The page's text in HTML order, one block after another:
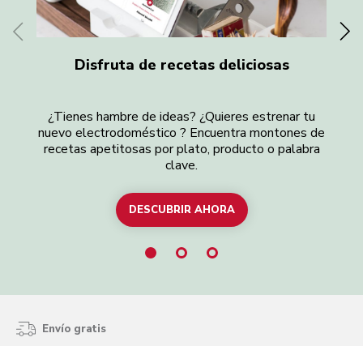
Disfruta de recetas deliciosas
¿Tienes hambre de ideas? ¿Quieres estrenar tu
nuevo electrodoméstico ? Encuentra montones de
recetas apetitosas por plato, producto o palabra
clave.
EXPLORAR TODAS LAS RECETAS
DESCUBRIR AHORA
Envío gratis